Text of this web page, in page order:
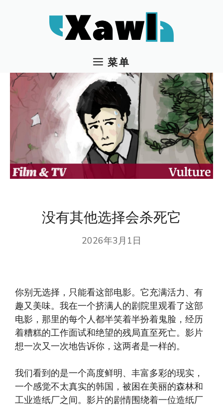
菜单
没有其他选择会杀死它
2026年3月1日
你别无选择，只能看这部电影。它充满活力、有
趣又美味。我在一个挤满人的剧院里观看了这部
电影，那里的每个人都半笑着半扮着鬼脸，经历
着糟糕的工作面试和绝望的残局直至死亡。影片
想一次又一次地告诉你，这两者是一样的。
我们看到的是一个高度鲜明、丰富多彩的现实，
一个感觉不太真实的韩国，被困在美丽的森林和
工业造纸厂之间。影片的剧情围绕着一位造纸厂